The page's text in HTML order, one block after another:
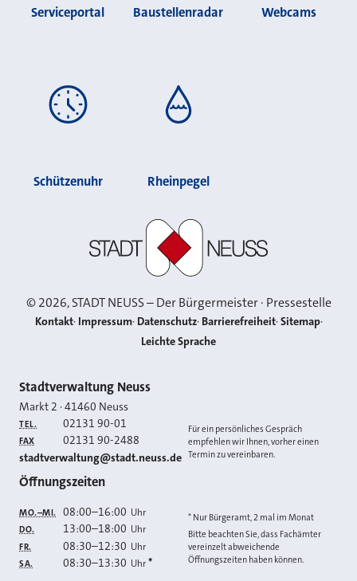
Serviceportal Baustellenradar Webcams
Schützenuhr Rheinpegel
©2026, STADT NEUSS – Der Bürgermeister · Pressestelle
Kontakt Impressum Datenschutz Barrierefreiheit Sitemap
Leichte Sprache
Kontakt
Stadtverwaltung Neuss
Markt 2 ·41460 Neuss
TEL. 02131 90-01
FAX 02131 90-2488
E-MAIL
stadtverwaltung@stadt.neuss.de
Für ein persönliches Gespräch
empfehlen wir Ihnen, vorher einen
Termin zu vereinbaren.
Öffnungszeiten
MO.–MI. 08:00–16:00 Uhr
DO. 13:00–18:00 Uhr
FR. 08:30–12:30 Uhr
SA. 08:30–13:30 Uhr *
* Nur Bürgeramt, 2 mal im Monat
Bitte beachten Sie, dass Fachämter
vereinzelt abweichende
Öffnungszeiten haben können.